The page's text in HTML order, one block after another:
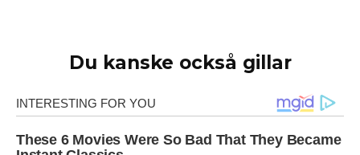
Du kanske också gillar